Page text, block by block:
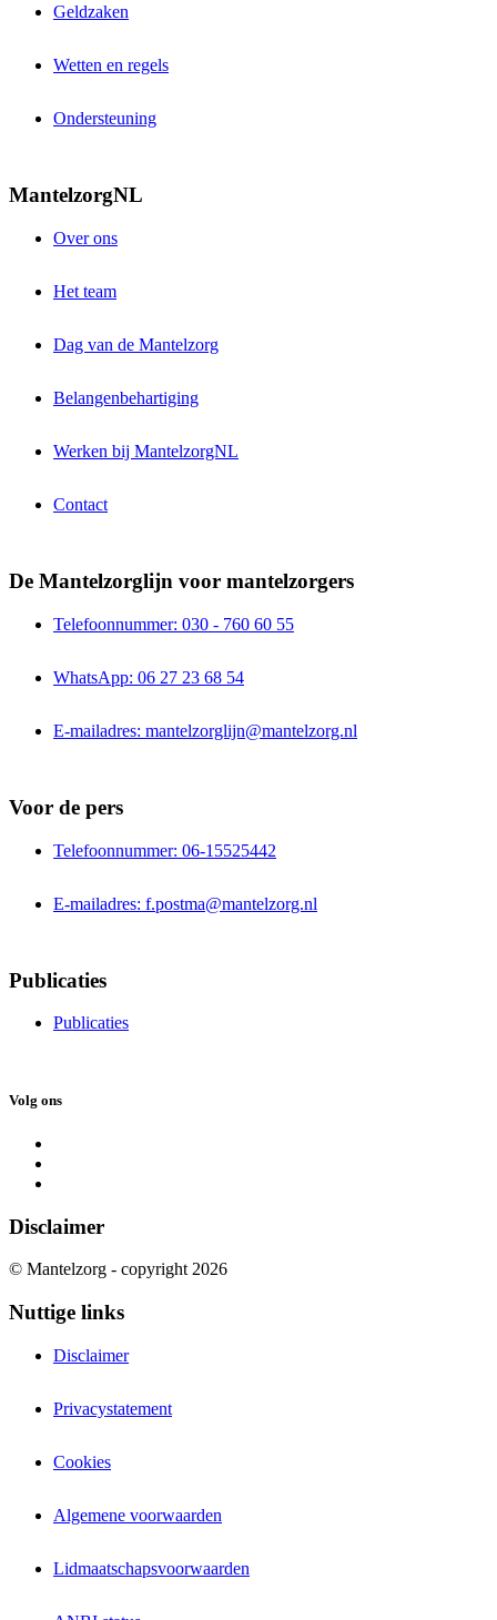
Geldzaken
Wetten en regels
Ondersteuning
MantelzorgNL
Over ons
Het team
Dag van de Mantelzorg
Belangenbehartiging
Werken bij MantelzorgNL
Contact
De Mantelzorglijn voor mantelzorgers
Telefoonnummer: 030 - 760 60 55
WhatsApp: 06 27 23 68 54
E-mailadres: mantelzorglijn@mantelzorg.nl
Voor de pers
Telefoonnummer: 06-15525442
E-mailadres: f.postma@mantelzorg.nl
Publicaties
Publicaties
Volg ons
Disclaimer
© Mantelzorg - copyright 2026
Nuttige links
Disclaimer
Privacystatement
Cookies
Algemene voorwaarden
Lidmaatschapsvoorwaarden